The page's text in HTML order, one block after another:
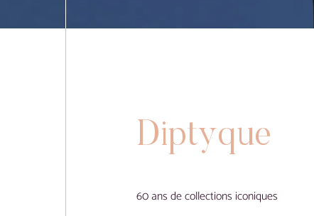
Diptyque
60 ans de collections iconiques